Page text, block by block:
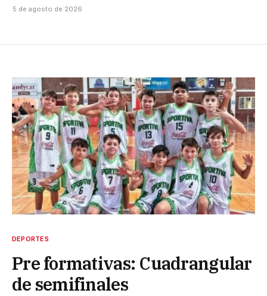
5 de agosto de 2026
DEPORTES
Pre formativas: Cuadrangular
de semifinales